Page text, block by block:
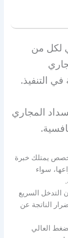
لكل من
التنفيذ.
المجاري
يمتلك خبرة
سواء
التدخل السريع
الناتجة عن
العالي